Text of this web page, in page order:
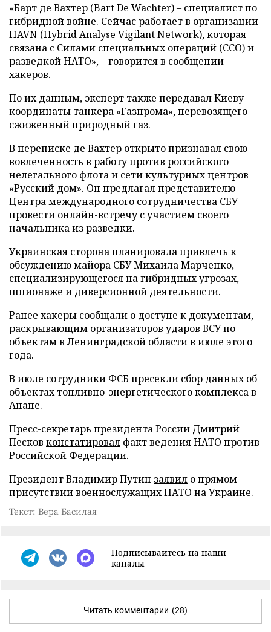
«Барт де Вахтер (Bart De Wachter) – специалист по
гибридной войне. Сейчас работает в организации
HAVN (Hybrid Analyse Vigilant Network), которая
связана с Силами специальных операций (ССО) и
разведкой НАТО», – говорится в сообщении
хакеров.
По их данным, эксперт также передавал Киеву
координаты танкера «Газпрома», перевозящего
сжиженный природный газ.
В переписке де Вахтер открыто признавал свою
вовлеченность в работу против российского
нелегального флота и сети культурных центров
«Русский дом». Он предлагал представителю
Центра международного сотрудничества СБУ
провести онлайн-встречу с участием своего
начальника из разведки.
Украинская сторона планировала привлечь к
обсуждению майора СБУ Михаила Марченко,
специализирующегося на гибридных угрозах,
шпионаже и диверсионной деятельности.
Ранее хакеры сообщали о доступе к документам,
раскрывающим организаторов ударов ВСУ по
объектам в Ленинградской области в июле этого
года.
В июле сотрудники ФСБ пресекли сбор данных об
объектах топливно-энергетического комплекса в
Анапе.
Пресс-секретарь президента России Дмитрий
Песков констатировал факт ведения НАТО против
Российской Федерации.
Президент Владимир Путин заявил о прямом
присутствии военнослужащих НАТО на Украине.
Текст: Вера Басилая
Подписывайтесь на наши
каналы
Читать комментарии (28)